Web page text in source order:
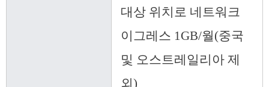
대상 위치로 네트워크
이그레스 1GB/월(중국
및 오스트레일리아 제
외)